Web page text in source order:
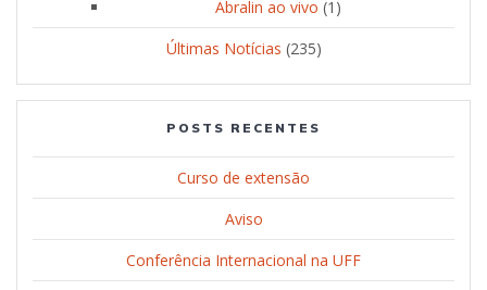
Abralin ao vivo (1)
Últimas Notícias (235)
POSTS RECENTES
Curso de extensão
Aviso
Conferência Internacional na UFF